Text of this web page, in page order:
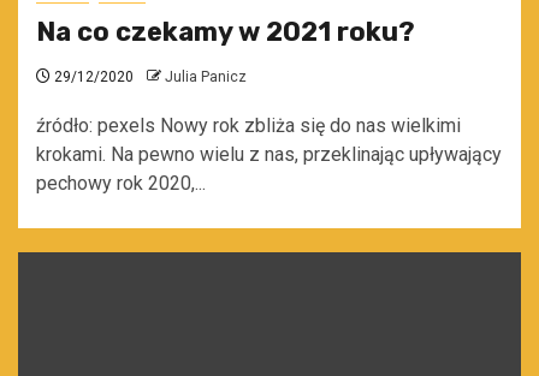
Na co czekamy w 2021 roku?
29/12/2020 Julia Panicz
źródło: pexels Nowy rok zbliża się do nas wielkimi
krokami. Na pewno wielu z nas, przeklinając upływający
pechowy rok 2020,...